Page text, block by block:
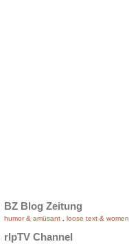
BZ Blog Zeitung
humor & amüsant loose text & women
rlpTV Channel